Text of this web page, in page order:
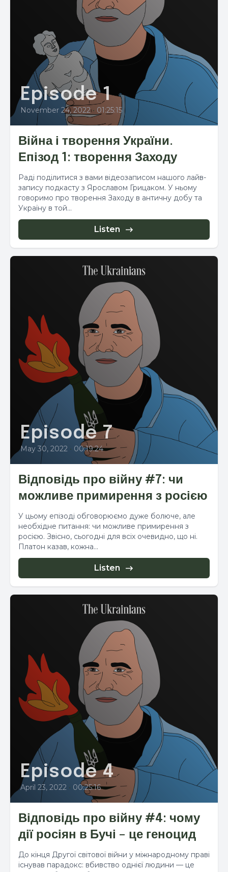
Episode 1
November 24, 2022 • 01:25:15
Війна і творення України.
Епізод 1: творення Заходу
Раді поділитися з вами відеозаписом нашого лайв-
запису подкасту з Ярославом Грицаком. У ньому
говоримо про творення Заходу в античну добу та
Україну в той...
Listen
Episode 7
May 30, 2022 • 00:19:24
Відповідь про війну #7: чи
можливе примирення з росією
У цьому епізоді обговорюємо дуже болюче, але
необхідне питання: чи можливе примирення з
росією. Звісно, сьогодні для всіх очевидно, що ні.
Платон казав, кожна...
Listen
Episode 4
April 23, 2022 • 00:25:16
Відповідь про війну #4: чому
дії росіян в Бучі – це геноцид
До кінця Другої світової війни у міжнародному праві
існував парадокс: вбивство однієї людини — це